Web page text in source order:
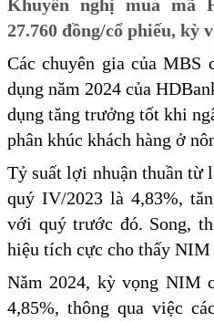
Khuyến nghị mua mã
27.760 đồng/cổ phiếu, kỳ
Các chuyên gia của MBS
dụng năm 2024 của
dụng tăng trưởng tốt khi
phân khúc khách hàng ở
Tỷ suất lợi nhuận thuần từ
quý IV/2023 là 4,83%,
với quý trước đó. Song,
hiệu tích cực cho thấy NIM
Năm 2024, kỳ vọng NIM
4,85%, thông qua việc